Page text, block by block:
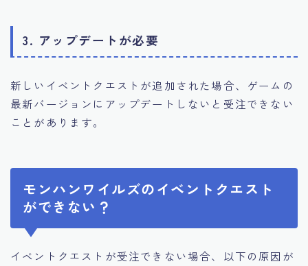
3. アップデートが必要
新しいイベントクエストが追加された場合、ゲームの
最新バージョンにアップデートしないと受注できない
ことがあります。
モンハンワイルズのイベントクエスト
ができない？
イベントクエストが受注できない場合、以下の原因が